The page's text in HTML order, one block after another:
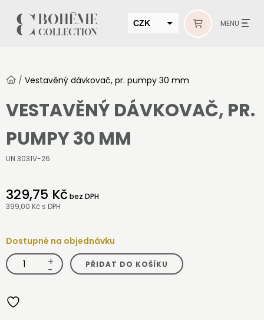
CZK
MUR
MENU
/ Vestavěný dávkovač, pr. pumpy 30 mm
VESTAVĚNÝ DÁVKOVAČ, PR.
PUMPY 30 MM
UN 3031V-26
329,75 Kčbez DPH
399,00 Kč s DPH
Dostupné na objednávku
Vestavěný
dávkovač,
pr.
mm
množství
+
- PŘIDAT DO KOŠÍKU